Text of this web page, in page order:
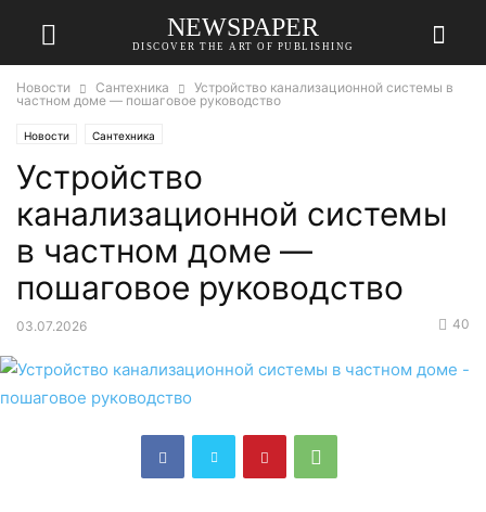
NEWSPAPER
DISCOVER THE ART OF PUBLISHING
Новости Сантехника
Устройство канализационной системы в
частном доме — пошаговое руководство
Новости Сантехника
Устройство
канализационной системы
в частном доме —
пошаговое руководство
03.07.2026 40